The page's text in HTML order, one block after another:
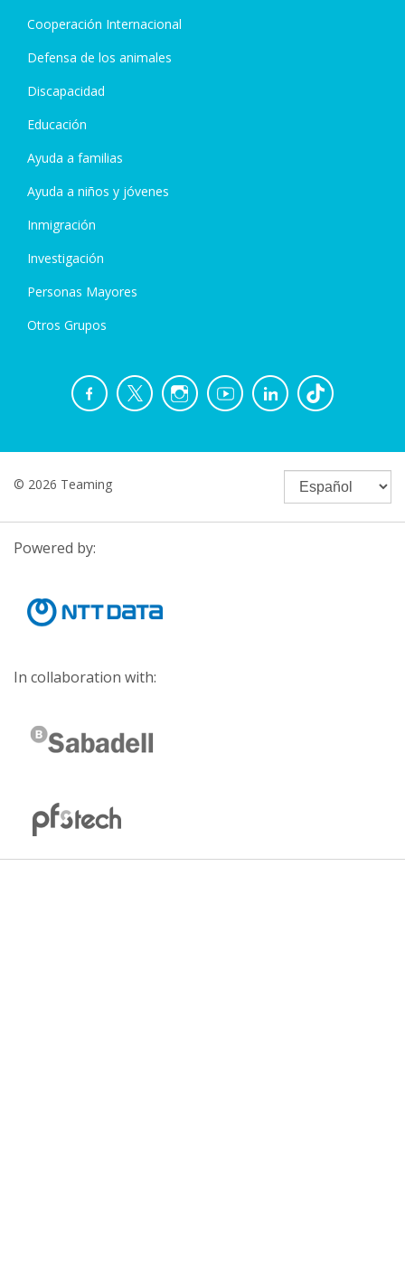
Cooperación Internacional
Defensa de los animales
Discapacidad
Educación
Ayuda a familias
Ayuda a niños y jóvenes
Inmigración
Investigación
Personas Mayores
Otros Grupos
© 2026 Teaming
Powered by:
In collaboration with: